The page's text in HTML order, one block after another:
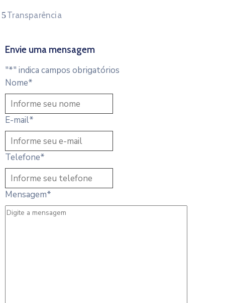
Transparência
Envie uma mensagem
"*" indica campos obrigatórios
Nome*
E-mail*
Telefone*
Mensagem*